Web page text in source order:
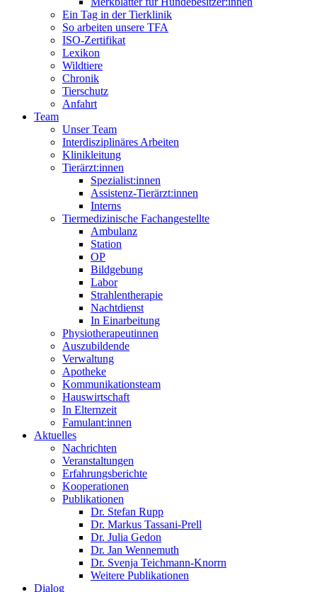
Ein Tag in der Tierklinik
So arbeiten unsere TFA
ISO-Zertifikat
Lexikon
Wildtiere
Chronik
Tierschutz
Anfahrt
Team
Unser Team
Interdisziplinäres Arbeiten
Klinikleitung
Tierärzt:innen
Spezialist:innen
Assistenz-Tierärzt:innen
Interns
Tiermedizinische Fachangestellte
Ambulanz
Station
OP
Bildgebung
Labor
Strahlentherapie
Nachtdienst
In Einarbeitung
Physiotherapeutinnen
Auszubildende
Verwaltung
Apotheke
Kommunikationsteam
Hauswirtschaft
In Elternzeit
Famulant:innen
Aktuelles
Nachrichten
Veranstaltungen
Erfahrungsberichte
Kooperationen
Publikationen
Dr. Stefan Rupp
Dr. Markus Tassani-Prell
Dr. Julia Gedon
Dr. Jan Wennemuth
Dr. Svenja Teichmann-Knorrn
Weitere Publikationen
Dialog